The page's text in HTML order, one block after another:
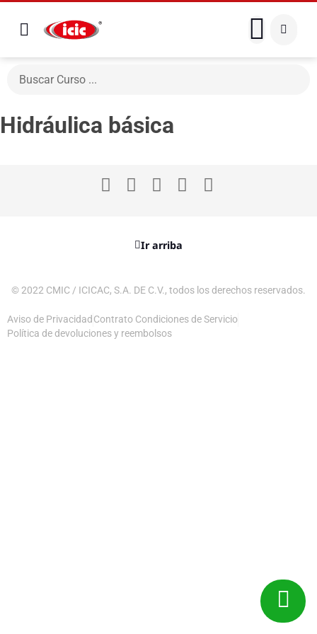
Hidráulica básica
Ir arriba
© 2022 CMIC / ICICAC, S.A. DE C.V., todos los derechos reservados.
Aviso de Privacidad Contrato Condiciones de Servicio
Política de devoluciones y reembolsos